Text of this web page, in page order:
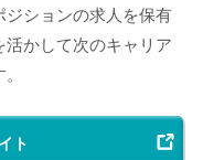
ジションの求人を保有
かして次のキャリア
ト